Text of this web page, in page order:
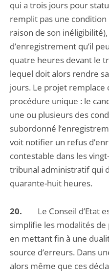
qui a trois jours pour
remplit pas une
raison de son
d’enregistrement qu’il
quatre heures devant le
lequel doit alors rendre
jours. Le projet remplace
procédure unique : le
une ou plusieurs des
subordonné
voit notifier un refus
contestable dans les
tribunal administratif qui
quarante-huit heures.
20. Le Conseil d’Etat
simplifie les modalités de
en mettant fin à une
source d’erreurs. Dans
alors même que ces